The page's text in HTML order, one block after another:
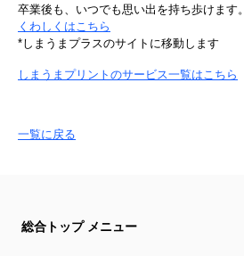
卒業後も、いつでも思い出を持ち歩けます。
くわしくはこちら
*しまうまプラスのサイトに移動します
しまうまプリントのサービス一覧はこちら
一覧に戻る
総合トップ メニュー